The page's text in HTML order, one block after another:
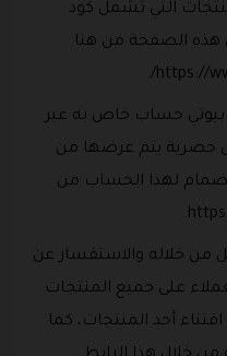
التي تشمل كود
هذه الصفحة من هنا
https://
بيوتي حساب خاص به عبر
حصرية يتم عرضها من
لهذا الحساب من
من خلاله والاستفسار عن
على جميع المنتجات
أحد المنتجات، كما